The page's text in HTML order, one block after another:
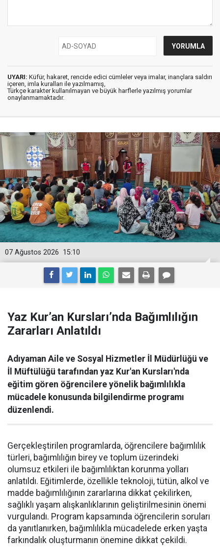
UYARI: Küfür, hakaret, rencide edici cümleler veya imalar, inançlara saldırı
içeren, imla kuralları ile yazılmamış,
Türkçe karakter kullanılmayan ve büyük harflerle yazılmış yorumlar
onaylanmamaktadır.
15:10
07 Ağustos 2026
Yaz Kur’an Kursları’nda Bağımlılığın
Zararları Anlatıldı
Adıyaman Aile ve Sosyal Hizmetler İl Müdürlüğü ve
İl Müftülüğü tarafından yaz Kur'an Kursları'nda
eğitim gören öğrencilere yönelik bağımlılıkla
mücadele konusunda bilgilendirme programı
düzenlendi.
Gerçekleştirilen programlarda, öğrencilere bağımlılık
türleri, bağımlılığın birey ve toplum üzerindeki
olumsuz etkileri ile bağımlılıktan korunma yolları
anlatıldı. Eğitimlerde, özellikle teknoloji, tütün, alkol ve
madde bağımlılığının zararlarına dikkat çekilirken,
sağlıklı yaşam alışkanlıklarının geliştirilmesinin önemi
vurgulandı. Program kapsamında öğrencilerin soruları
da yanıtlanırken, bağımlılıkla mücadelede erken yaşta
farkındalık oluşturmanın önemine dikkat çekildi.